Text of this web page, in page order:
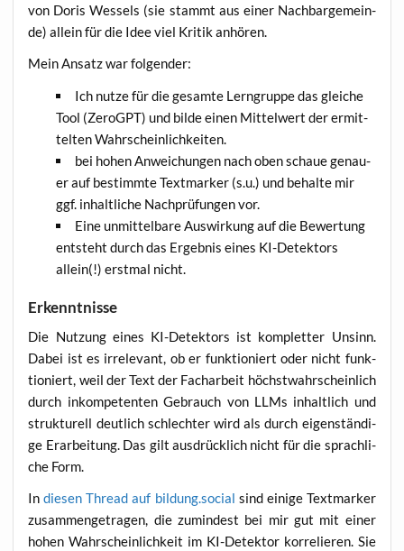
von Doris Wes­sels (sie stammt aus einer Nach­bar­ge­mein­
de) allein für die Idee viel Kri­tik anhören.
Mein Ansatz war folgender:
Ich nut­ze für die gesam­te Lern­grup­pe das glei­che
Tool (ZeroGPT) und bil­de einen Mit­tel­wert der ermit­
tel­ten Wahrscheinlichkeiten.
bei hohen Anwei­chun­gen nach oben schaue genau­
er auf bestimm­te Text­mar­ker (s.u.) und behal­te mir
ggf. inhalt­li­che Nach­prü­fun­gen vor.
Eine unmit­tel­ba­re Aus­wir­kung auf die Bewer­tung
ent­steht durch das Ergeb­nis eines KI-Detek­tors
allein(!) erst­mal nicht.
Erkenntnisse
Die Nut­zung eines KI-Detek­tors ist kom­plet­ter Unsinn.
Dabei ist es irrele­vant, ob er funk­tio­niert oder nicht funk­
tio­niert, weil der Text der Fach­ar­beit höchst­wahr­schein­lich
durch inkom­pe­ten­ten Gebrauch von LLMs inhalt­lich und
struk­tu­rell deut­lich schlech­ter wird als durch eigen­stän­di­
ge Erar­bei­tung. Das gilt aus­drück­lich nicht für die sprach­li­
che Form.
Indie­sen Thread auf bildung.social sind eini­ge Text­mar­ker
zusam­men­ge­tra­gen, die zumin­dest bei mir gut mit einer
hohen Wahr­schein­lich­keit im KI-Detek­tor kor­re­lie­ren. Sie